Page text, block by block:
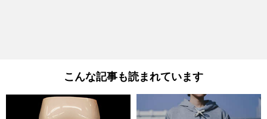
こんな記事も読まれています